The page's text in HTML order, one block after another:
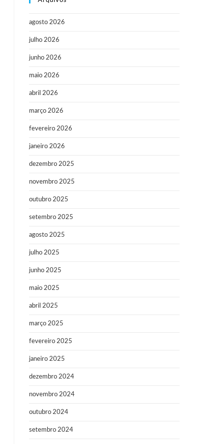
agosto 2026
julho 2026
junho 2026
maio 2026
abril 2026
março 2026
fevereiro 2026
janeiro 2026
dezembro 2025
novembro 2025
outubro 2025
setembro 2025
agosto 2025
julho 2025
junho 2025
maio 2025
abril 2025
março 2025
fevereiro 2025
janeiro 2025
dezembro 2024
novembro 2024
outubro 2024
setembro 2024